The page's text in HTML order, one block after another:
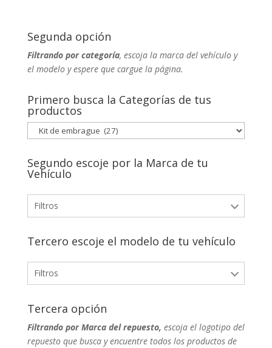
Segunda opción
Filtrando por categoría, escoja la marca del vehículo y
el modelo y espere que cargue la página.
Primero busca la Categorías de tus
productos
Segundo escoje por la Marca de tu
Vehículo
Filtros
Tercero escoje el modelo de tu vehículo
Filtros
Tercera opción
Filtrando por Marca del repuesto, escoja el logotipo del
repuesto que busca y encuentre todos los productos de